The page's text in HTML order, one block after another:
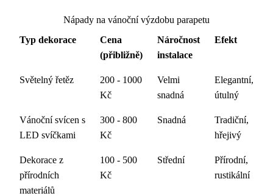
Nápady na vánoční výzdobu parapetu
Typ dekorace
Cena
(přibližně)
Náročnost
instalace
Efekt
Světelný řetěz
200 - 1000
Kč
Velmi
snadná
Elegantní,
útulný
Vánoční svícen s
LED svíčkami
300 - 800
Kč
Snadná
Tradiční,
hřejivý
Dekorace z
přírodních
materiálů
100 - 500
Kč
Střední
Přírodní,
rustikální